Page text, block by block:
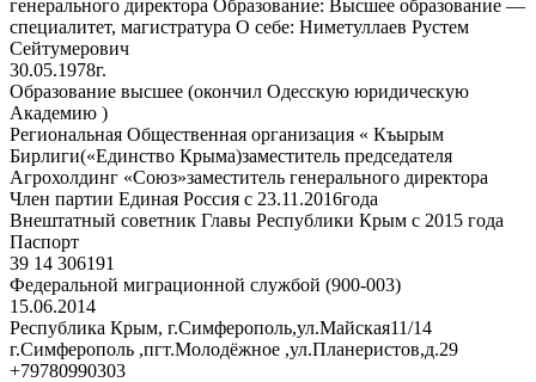
генерального директора Образование: Высшее образование —
специалитет, магистратура О себе: Ниметуллаев Рустем
Сейтумерович
30.05.1978г.
Образование высшее (окончил Одесскую юридическую
Академию )
Региональная Общественная организация « Къырым
Бирлиги(«Единство Крыма)заместитель председателя
Агрохолдинг «Союз»заместитель генерального директора
Член партии Единая Россия с 23.11.2016года
Внештатный советник Главы Республики Крым с 2015 года
Паспорт
39 14 306191
Федеральной миграционной службой (900-003)
15.06.2014
Республика Крым, г.Симферополь,ул.Майская11/14
г.Симферополь ,пгт.Молодёжное ,ул.Планеристов,д.29
+79780990303